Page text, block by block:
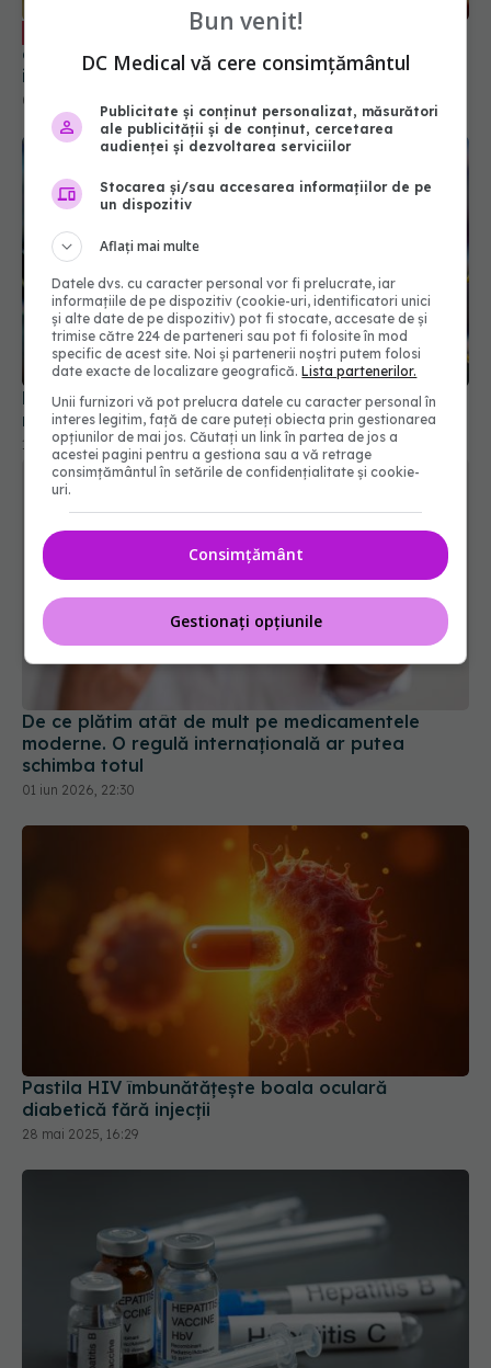
antibiotice. Prof. dr. Alexandru Rafila: Necesită o
investiție foarte mare
04 dec 2024, 23:41
Microplasticele pot contribui la bacteriile
rezistente la medicamente
12 mar 2025, 13:38
De ce plătim atât de mult pe medicamentele
moderne. O regulă internațională ar putea
schimba totul
01 iun 2026, 22:30
Pastila HIV îmbunătățește boala oculară
diabetică fără injecții
28 mai 2025, 16:29
Bun venit!
DC Medical vă cere consimțământul
Publicitate și conținut personalizat, măsurători
ale publicității și de conținut, cercetarea
audienței și dezvoltarea serviciilor
Stocarea și/sau accesarea informațiilor de pe
un dispozitiv
Aflați mai multe
Datele dvs. cu caracter personal vor fi prelucrate, iar
informațiile de pe dispozitiv (cookie-uri, identificatori unici
și alte date de pe dispozitiv) pot fi stocate, accesate de și
trimise către 224 de parteneri sau pot fi folosite în mod
specific de acest site. Noi și partenerii noștri putem folosi
date exacte de localizare geografică.Lista partenerilor.
Unii furnizori vă pot prelucra datele cu caracter personal în
interes legitim, față de care puteți obiecta prin gestionarea
opțiunilor de mai jos. Căutați un link în partea de jos a
acestei pagini pentru a gestiona sau a vă retrage
consimțământul în setările de confidențialitate și cookie-
uri.
Consimțământ
Gestionați opțiunile